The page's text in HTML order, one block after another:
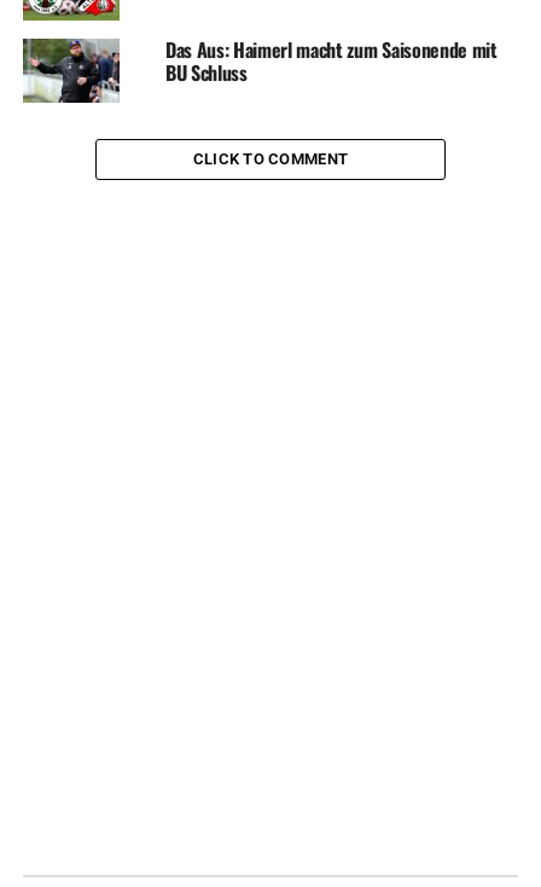
Das Aus: Haimerl macht zum Saisonende mit
BU Schluss
CLICK TO COMMENT